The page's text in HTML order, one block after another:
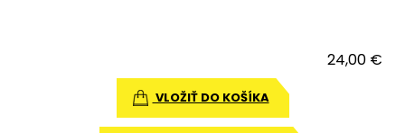
24,00 €
VLOŽIŤ DO KOŠÍKA